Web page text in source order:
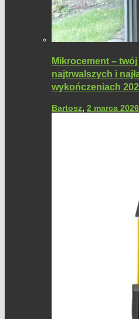
Mikrocement –
najtrwalszych i
wykończeniach
Bartosz, 2 marca 2026